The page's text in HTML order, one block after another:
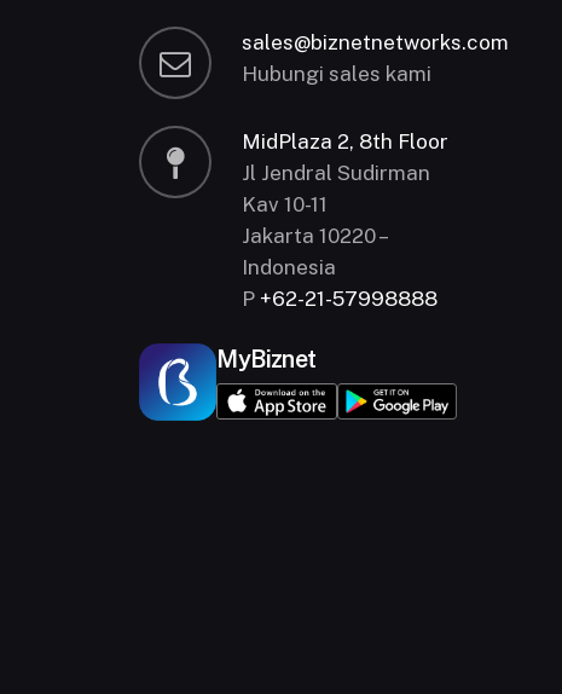
sales@biznetnetworks.com
Hubungi sales kami
MidPlaza 2, 8th Floor
Jl Jendral Sudirman
Kav 10-11
Jakarta 10220 –
Indonesia
P +62-21-57998888
MyBiznet